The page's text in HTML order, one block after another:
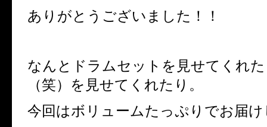
ありがとうございました！！
なんとドラムセットを見せてくれ
（笑）を見せてくれたり。
今回はボリュームたっぷりでお届け